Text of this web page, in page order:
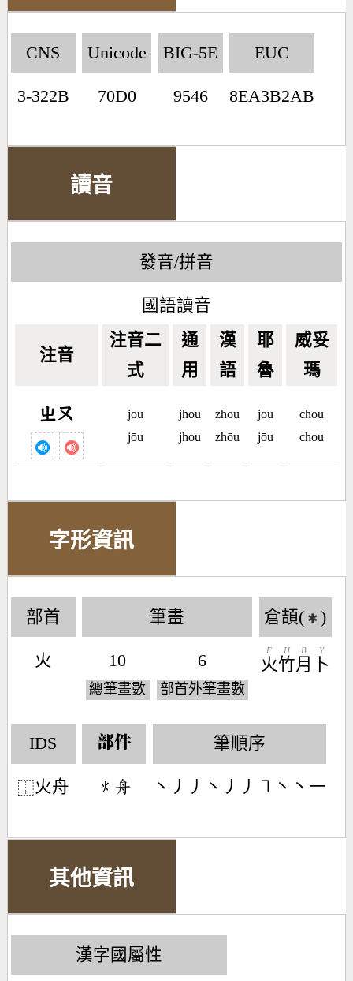
CNS
3-322B
Unicode
70D0
BIG-5E
9546
EUC
8EA3B2AB
讀音
發音/拼音
國語讀音
注音
注音二
式
通
用
漢
語
耶
魯
威妥
瑪
ㄓㄡ
jou
jōu
jhou
jhou
zhou
zhōu
jou
jōu
chou
chou
字形資訊
部首
火
筆畫
10
總筆畫數
6
部首外筆畫數
倉頡( ✱ )
火
F
竹
H
月
B
卜
Y
IDS
⿰火舟
部件
󶃹󶆋
筆順序
丶丿丿丶丿丿㇕丶丶一
其他資訊
漢字國屬性